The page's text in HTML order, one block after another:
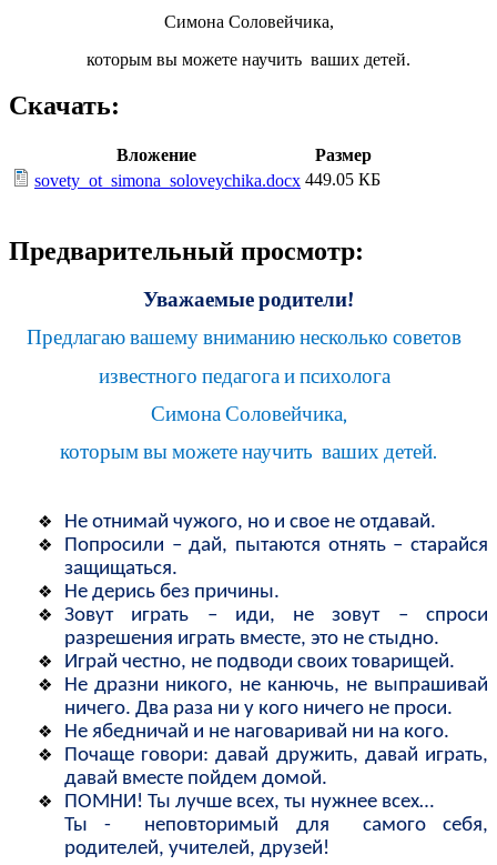
Симона Соловейчика,
которым вы можете научить ваших детей.
Скачать:
Вложение
Размер
sovety_ot_simona_soloveychika.docx 449.05 КБ
Предварительный просмотр:
Уважаемые родители!
Предлагаю вашему вниманию несколько советов
известного педагога и психолога
Симона Соловейчика,
которым вы можете научить ваших детей.
Не отнимай чужого, но и свое не отдавай.
Попросили – дай, пытаются отнять – старайся
защищаться.
Не дерись без причины.
Зовут играть – иди, не зовут – спроси
разрешения играть вместе, это не стыдно.
Играй честно, не подводи своих товарищей.
Не дразни никого, не канючь, не выпрашивай
ничего. Два раза ни у кого ничего не проси.
Не ябедничай и не наговаривай ни на кого.
Почаще говори: давай дружить, давай играть,
давай вместе пойдем домой.
ПОМНИ! Ты лучше всех, ты нужнее всех…
Ты - неповторимый для самого себя,
родителей, учителей, друзей!